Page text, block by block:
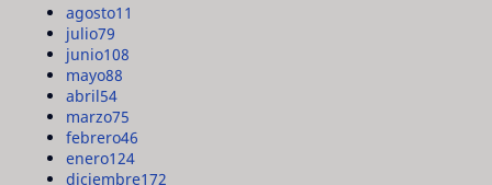
agosto11
julio79
junio108
mayo88
abril54
marzo75
febrero46
enero124
diciembre172